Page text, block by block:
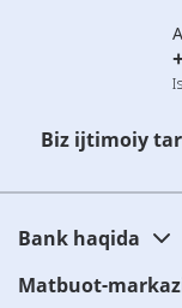
Biz ijtimoiy
Bank haqida
Matbuot-